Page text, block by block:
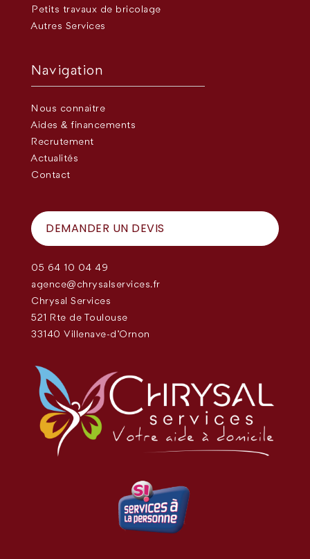
Petits travaux de bricolage
Autres Services
Navigation
Nous connaître
Aides & financements
Recrutement
Actualités
Contact
DEMANDER UN DEVIS
05 64 10 04 49
agence@chrysalservices.fr
Chrysal Services
521 Rte de Toulouse
33140 Villenave-d'Ornon